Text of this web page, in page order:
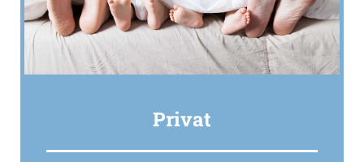
Privat